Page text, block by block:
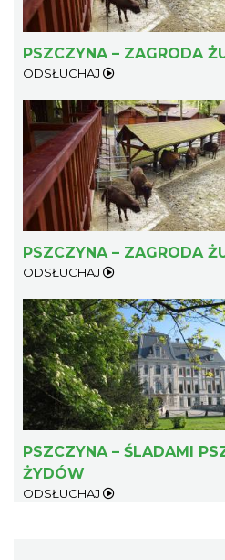
PSZCZYNA – ZAGRODA
ODSŁUCHAJ
PSZCZYNA – ZAGRODA
ODSŁUCHAJ
PSZCZYNA – ŚLADAMI
ŻYDÓW
ODSŁUCHAJ